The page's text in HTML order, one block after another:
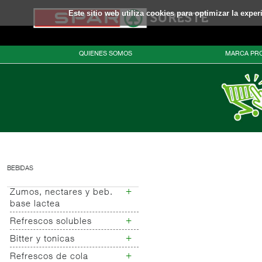
Este sitio web utiliza cookies para optimizar la
QUIENES SOMOS MARCA
BEBIDAS
Zumos, nectares y beb.
base lactea
+
Zumos brik
Nectar brik
Zumo mini
Refrescos solubles +
Refrescos solubles
Bitter y tonicas +
Bitter
Refrescos de cola +